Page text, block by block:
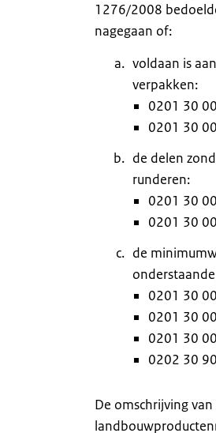
1276/2008
nagegaan of:
voldaan is
verpakken:
0201 30
0201 30
de delen
runderen:
0201 30
0201 30
de
0201 30
0201 30
0201 30
0202 30
De omschrijving